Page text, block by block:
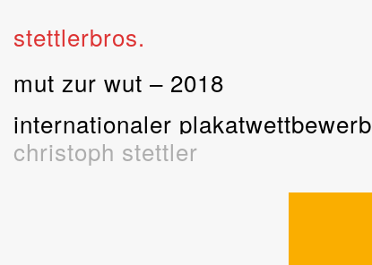
stettlerbros.
mut zur wut – 2018
internationaler plakatwettbewerb
christoph stettler